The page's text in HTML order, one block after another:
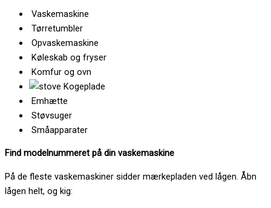
Vaskemaskine
Tørretumbler
Opvaskemaskine
Køleskab og fryser
Komfur og ovn
Kogeplade
Emhætte
Støvsuger
Småapparater
Find modelnummeret på din vaskemaskine
På de fleste vaskemaskiner sidder mærkepladen ved lågen. Åbn
lågen helt, og kig: